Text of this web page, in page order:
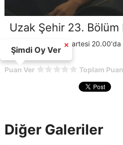
Uzak Şehir 23. Bölüm
Uzak Şehir her pazartesi 20.00'da
Puan Ver Toplam Puan
Diğer Galeriler
Şimdi Oy Ver
×